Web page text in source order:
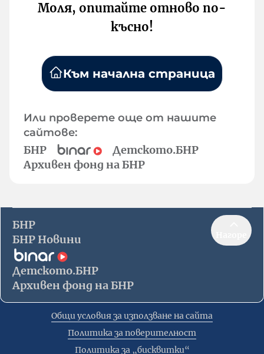
Моля, опитайте отново по-
късно!
Към начална страница
Или проверете още от нашите
сайтове:
БНР
Детското.БНР
Архивен фонд на БНР
БНР
БНР Новини
Детското.БНР
Архивен фонд на БНР
Общи условия за използване на сайта
Политика за поверителност
Политика за „бисквитки“